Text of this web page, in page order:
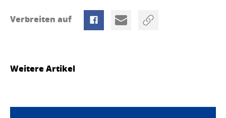
Verbreiten auf
Weitere Artikel